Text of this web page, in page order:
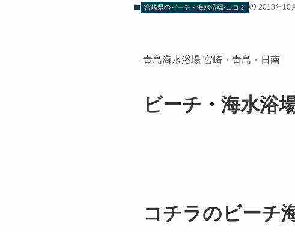
宮崎県のビーチ・海水浴場-口コミ 2018年10
青島海水浴場 宮崎・青島・日南
ビーチ・海水浴
コチラのビーチ